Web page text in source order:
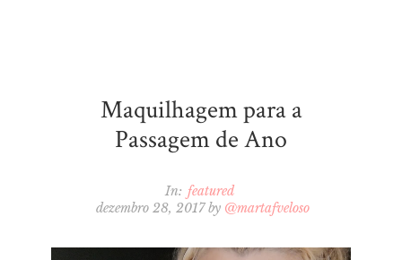
Maquilhagem para a
Passagem de Ano
In: featured
dezembro 28, 2017by @martafveloso